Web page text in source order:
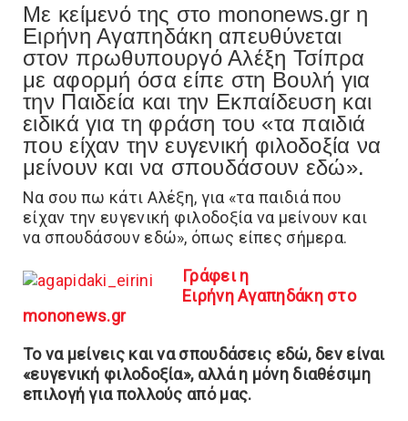
Με κείμενό της στο mononews.gr η
Ειρήνη Αγαπηδάκη απευθύνεται
στον πρωθυπουργό Αλέξη Τσίπρα
με αφορμή όσα είπε στη Βουλή για
την Παιδεία και την Εκπαίδευση και
ειδικά για τη φράση του «τα παιδιά
που είχαν την ευγενική φιλοδοξία να
μείνουν και να σπουδάσουν εδώ».
Nα σου πω κάτι Αλέξη, για «τα παιδιά που
είχαν την ευγενική φιλοδοξία να μείνουν και
να σπουδάσουν εδώ», όπως είπες σήμερα.
Γράφει η
Ειρήνη Αγαπηδάκη στο
mononews.gr
Το να μείνεις και να σπουδάσεις εδώ, δεν είναι
«ευγενική φιλοδοξία», αλλά η μόνη διαθέσιμη
επιλογή για πολλούς από μας.